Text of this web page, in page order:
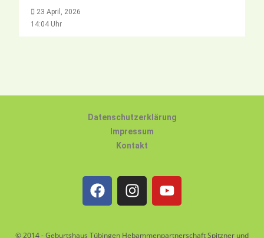
23 April, 2026
14:04 Uhr
Datenschutzerklärung
Impressum
Kontakt
© 2014 - Geburtshaus Tübingen Hebammenpartnerschaft Spitzner und